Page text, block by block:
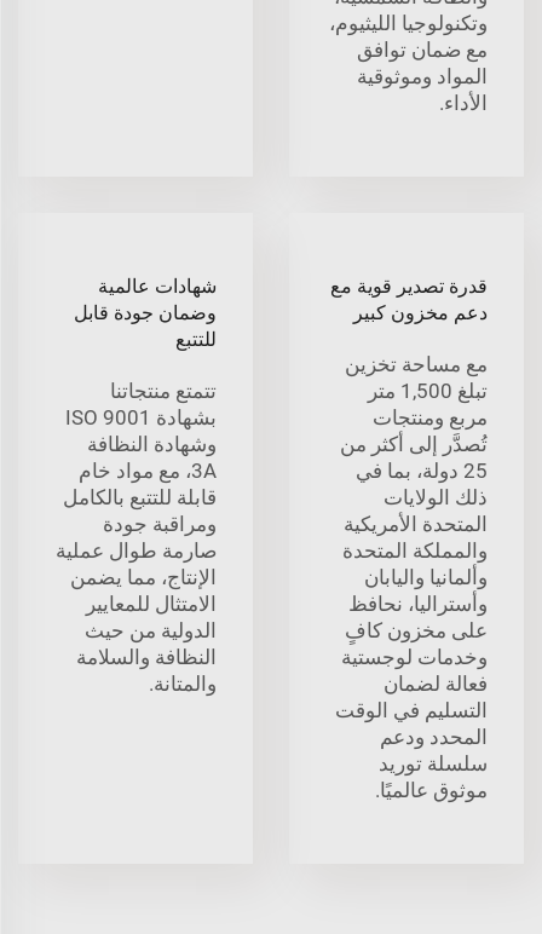
وتكنولوجيا الليثيوم،
مع ضمان توافق
المواد وموثوقية
الأداء.
قدرة تصدير قوية مع
دعم مخزون كبير
مع مساحة تخزين
تبلغ 1,500 متر
مربع ومنتجات
تُصدَّر إلى أكثر من
25 دولة، بما في
ذلك الولايات
المتحدة الأمريكية
والمملكة المتحدة
وألمانيا واليابان
وأستراليا، نحافظ
على مخزون كافٍ
وخدمات لوجستية
فعالة لضمان
التسليم في الوقت
المحدد ودعم
سلسلة توريد
موثوق عالميًا.
شهادات عالمية
وضمان جودة قابل
للتتبع
تتمتع منتجاتنا
بشهادة ISO 9001
وشهادة النظافة
3A، مع مواد خام
قابلة للتتبع بالكامل
ومراقبة جودة
صارمة طوال عملية
الإنتاج، مما يضمن
الامتثال للمعايير
الدولية من حيث
النظافة والسلامة
والمتانة.